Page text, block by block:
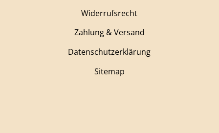
Widerrufsrecht
Zahlung & Versand
Datenschutzerklärung
Sitemap